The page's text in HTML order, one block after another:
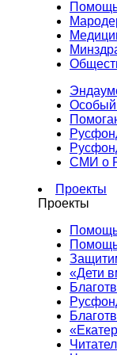
Особый
СМИ о
Проекты
Проекты
«Дети